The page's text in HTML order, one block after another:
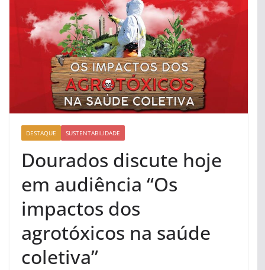
DESTAQUE SUSTENTABILIDADE
Dourados discute hoje
em audiência “Os
impactos dos
agrotóxicos na saúde
coletiva”